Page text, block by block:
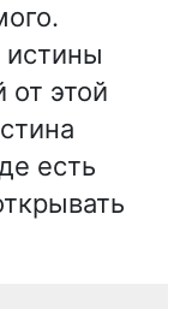
истины
от этой
есть